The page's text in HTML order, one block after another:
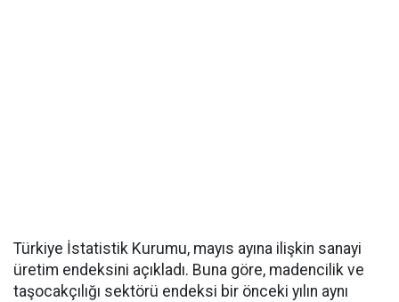
Türkiye İstatistik Kurumu, mayıs ayına ilişkin sanayi
üretim endeksini açıkladı. Buna göre, madencilik ve
taşocakçılığı sektörü endeksi bir önceki yılın aynı